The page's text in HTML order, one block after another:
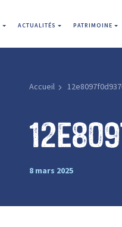
ACTUALITÉS PATRIMOINE
Accueil
8 mars 2025